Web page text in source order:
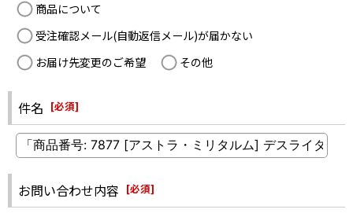
商品について
受注確認メール(自動返信メール)が届かない
お届け先変更のご希望
その他
件名 [必須]
お問い合わせ内容 [必須]